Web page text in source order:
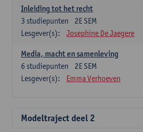
Inleiding tot het recht
2E SEM
3 studiepunten
Lesgever(s):
Josephine De Jaegere
Media, macht en samenleving
2E SEM
6 studiepunten
Lesgever(s):
Emma Verhoeven
Modeltraject deel 2